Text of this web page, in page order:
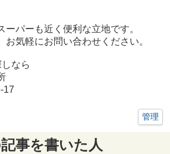
ーパーも近く便利な立地です。
お気軽にお問い合わせください。
なら
17
管理
事を書いた人